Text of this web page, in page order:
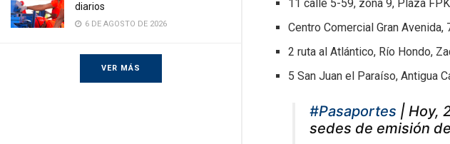
diarios
6 DE AGOSTO DE 2026
VER MÁS
11 calle 5-59, zona 9, Plaza FPK
Centro Comercial Gran
2 ruta al Atlántico, Río Hondo,
5 San Juan el Paraíso, Antigua
#Pasaportes | Hoy,
sedes de emisión